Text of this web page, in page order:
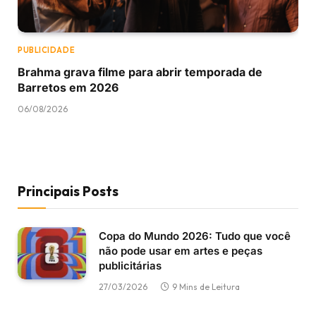
PUBLICIDADE
Brahma grava filme para abrir temporada de
Barretos em 2026
06/08/2026
Principais Posts
Copa do Mundo 2026: Tudo que você
não pode usar em artes e peças
publicitárias
27/03/2026 9 Mins de Leitura